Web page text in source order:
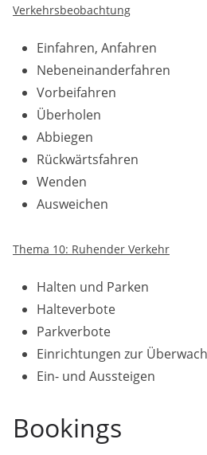
Verkehrsbeobachtung
Einfahren, Anfahren
Nebeneinanderfahren
Vorbeifahren
Überholen
Abbiegen
Rückwärtsfahren
Wenden
Ausweichen
Thema 10: Ruhender Verkehr
Halten und Parken
Halteverbote
Parkverbote
Einrichtungen zur
Ein- und Aussteigen
Bookings